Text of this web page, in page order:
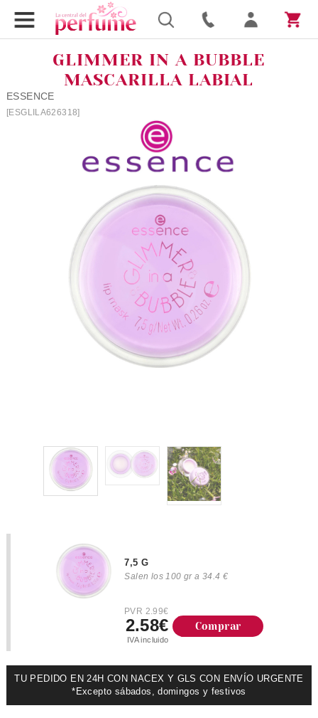
GLIMMER IN A BUBBLE
MASCARILLA LABIAL
ESSENCE
[ESGLILA626318]
7,5 G
Salen los 100 gr a 34.4 €
PVR 2.99€
2.58€
IVA incluido
Comprar
TU PEDIDO EN 24H CON NACEX Y GLS CON ENVÍO URGENTE
*Excepto sábados, domingos y festivos